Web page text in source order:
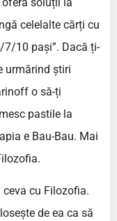
celelalte cărți cu
7/10 pași”. Dacă ți-
urmărind știri
o să-ți
pastile la
e Bau-Bau. Mai
cu Filozofia.
de ea ca să